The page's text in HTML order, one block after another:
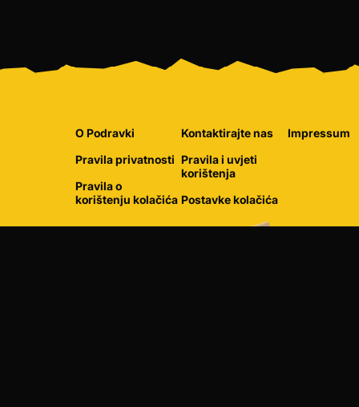
O Podravki
Pravila privatnosti
Pravila o
korištenju kolačića
Kontaktirajte nas
Pravila i uvjeti
korištenja
Postavke kolačića
Impressum